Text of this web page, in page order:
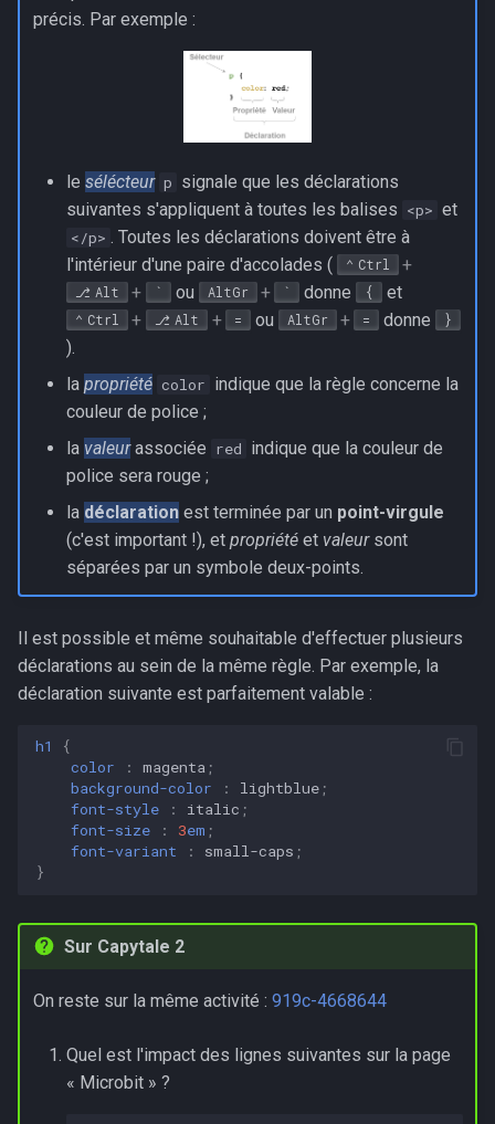
précis. Par exemple :
le sélécteur p signale que les déclarations
suivantes s'appliquent à toutes les balises <p> et
</p> . Toutes les déclarations doivent être à
l'intérieur d'une paire d'accolades (
Ctrl +
Alt + ` ou AltGr + ` donne { et
Ctrl + Alt + = ou AltGr + = donne }
).
la propriété color indique que la règle concerne la
couleur de police ;
la valeurassociée red indique que la couleur de
police sera rouge ;
la déclarationest terminée par un point-virgule
(c'est important !), et propriétéet valeursont
séparées par un symbole deux-points.
Il est possible et même souhaitable d'effectuer plusieurs
déclarations au sein de la même règle. Par exemple, la
déclaration suivante est parfaitement valable :
h1
{
color
: magenta ;
background-color
: lightblue ;
font-style
: italic ;
font-size
: 3em ;
font-variant
: small-caps ;
}
Sur Capytale 2
On reste sur la même activité : 919c-4668644
Quel est l'impact des lignes suivantes sur la page
« Microbit » ?